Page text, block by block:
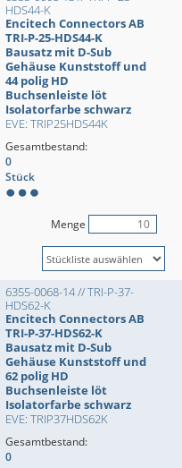
HDS44-K
Encitech Connectors AB
TRI-P-25-HDS44-K
Bausatz mit D-Sub
Gehäuse Kunststoff und
44 polig HD
Buchsenleiste löt
Isolatorfarbe schwarz
EVE: TRIP25HDS44K
Gesamtbestand:
0
Stück
Menge
6355-0068-14 // TRI-P-37-
HDS62-K
Encitech Connectors AB
TRI-P-37-HDS62-K
Bausatz mit D-Sub
Gehäuse Kunststoff und
62 polig HD
Buchsenleiste löt
Isolatorfarbe schwarz
EVE: TRIP37HDS62K
Gesamtbestand:
0